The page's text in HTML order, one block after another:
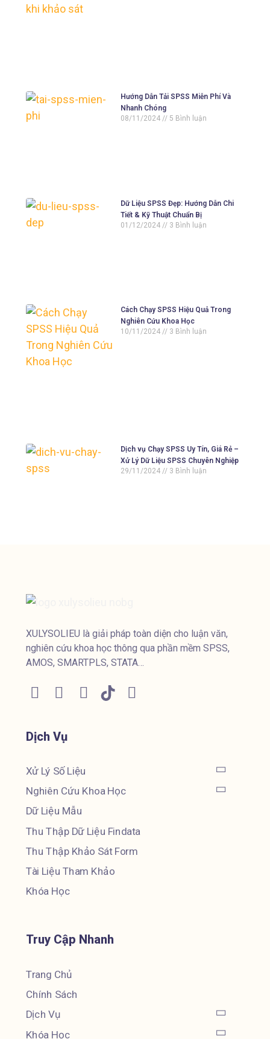
Hướng Dẫn Tải SPSS Miễn Phí Và
Nhanh Chóng
08/11/2024
5 Bình luận
Dữ Liệu SPSS Đẹp: Hướng Dẫn Chi
Tiết & Kỹ Thuật Chuẩn Bị
01/12/2024
3 Bình luận
Cách Chạy SPSS Hiệu Quả Trong
Nghiên Cứu Khoa Học
10/11/2024
3 Bình luận
Dịch vụ Chạy SPSS Uy Tín, Giá Rẻ –
Xử Lý Dữ Liệu SPSS Chuyên Nghiệp
29/11/2024
3 Bình luận
XULYSOLIEU là giải pháp toàn diện cho luận văn,
nghiên cứu khoa học thông qua phần mềm SPSS,
AMOS, SMARTPLS, STATA…
Dịch Vụ
Xử Lý Số Liệu
Nghiên Cứu Khoa Học
Dữ Liệu Mẫu
Thu Thập Dữ Liệu Findata
Thu Thập Khảo Sát Form
Tài Liệu Tham Khảo
Khóa Học
Truy Cập Nhanh
Trang Chủ
Chính Sách
Dịch Vụ
Khóa Học